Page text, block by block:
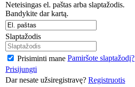
Neteisingas el. paštas arba slaptažodis.
Bandykite dar kartą.
Slaptažodis
Prisiminti mane Pamiršote slaptažodį?
Prisijungti
Dar nesate užsiregistravę? Registruotis